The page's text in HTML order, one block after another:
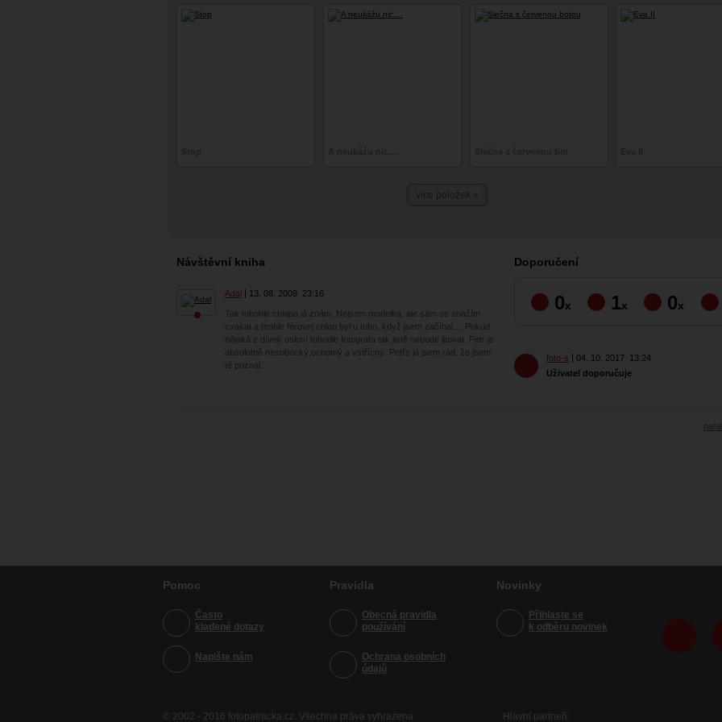
více položek »
Návštěvní kniha
Adal 13. 08. 2009 23:16
Tak tohohle chlapa já znám. Nejsem modelka, ale sám se snažím
cvakat a tenhle férovej chlap byl u toho, když jsem začínal.... Pokud
nějaká z dívek osloví tohodle fotografa tak jistě nebude litovat. Petr je
absolutně nesobecký,ochotný a vstřícný. Petře já jsem rád, že jsem
tě poznal.
Doporučení
0x 1x 0x
foto-s 04. 10. 2017 13:24
Uživatel doporučuje
Pomoc
Často
kladené dotazy
Napište nám
Pravidla
Obecná pravidla
používání
Ochrana osobních
údajů
Novinky
Přihlaste se
k odběru novinek
© 2002 - 2016 fotopatracka.cz. Všechna práva vyhrazena Hlavní partneři: